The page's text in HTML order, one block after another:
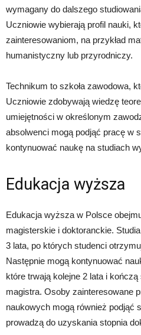
wymagany do dalszego
Uczniowie wybierają profil nauki,
zainteresowaniom, na przykład
humanistyczny lub przyrodniczy.
Technikum to szkoła zawodowa,
Uczniowie zdobywają wiedzę
umiejętności w określonym
absolwenci mogą podjąć pracę w
kontynuować naukę na studiach
Edukacja wyższa
Edukacja wyższa w Polsce
magisterskie i doktoranckie.
3 lata, po których studenci
Następnie mogą kontynuować
które trwają kolejne 2 lata i
magistra. Osoby zainteresowane
naukowych mogą również podjąć
prowadzą do uzyskania stopnia